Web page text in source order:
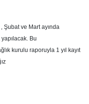
Şubat ve Mart ayında
Bu
kurulu raporuyla 1 yıl kayıt